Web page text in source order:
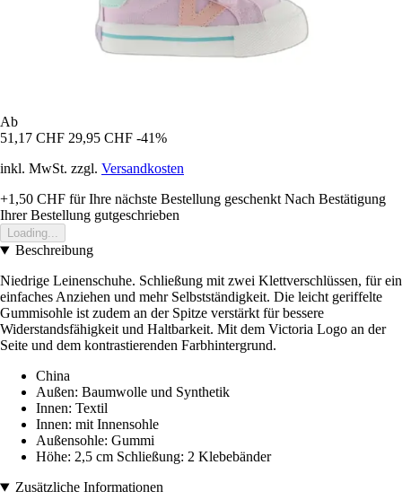
Ab
51,17 CHF 29,95 CHF -41%
inkl. MwSt. zzgl. Versandkosten
+1,50 CHF für Ihre nächste Bestellung geschenkt Nach Bestätigung
Ihrer Bestellung gutgeschrieben
Loading...
Beschreibung
Niedrige Leinenschuhe. Schließung mit zwei Klettverschlüssen, für ein
einfaches Anziehen und mehr Selbstständigkeit. Die leicht geriffelte
Gummisohle ist zudem an der Spitze verstärkt für bessere
Widerstandsfähigkeit und Haltbarkeit. Mit dem Victoria Logo an der
Seite und dem kontrastierenden Farbhintergrund.
China
Außen: Baumwolle und Synthetik
Innen: Textil
Innen: mit Innensohle
Außensohle: Gummi
Höhe: 2,5 cm Schließung: 2 Klebebänder
Zusätzliche Informationen